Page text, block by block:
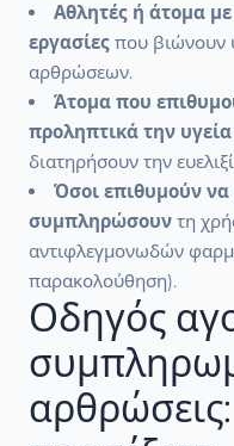
Αθλητές ή άτομα
εργασίες που βιώνουν
αρθρώσεων.
Άτομα που
προληπτικά την
διατηρήσουν την
Όσοι επιθυμούν
συμπληρώσουν τη
αντιφλεγμονωδών
παρακολούθηση).
Οδηγός